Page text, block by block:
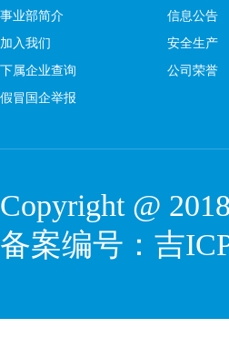
事业部简介
加入我们
下属企业查询
假冒国企举报
信息公告
安全生产
公司荣誉
Copyright @
备案编号： 吉